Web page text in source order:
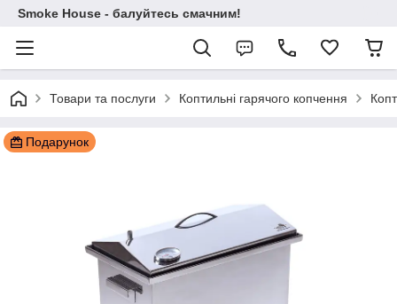
Smoke House - балуйтесь смачним!
Товари та послуги Коптильні гарячого копчення
Подарунок